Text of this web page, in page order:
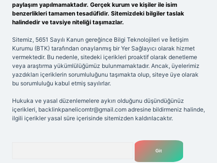
paylaşım yapılmamaktadır. Gerçek kurum ve kişiler ile isim
benzerlikleri tamamen tesadüfidir. Sitemizdeki bilgiler taslak
halindedir ve tavsiye niteliği taşımazlar.
Sitemiz, 5651 Sayılı Kanun gereğince Bilgi Teknolojileri ve İletişim
Kurumu (BTK) tarafından onaylanmış bir Yer Sağlayıcı olarak hizmet
vermektedir. Bu nedenle, sitedeki içerikleri proaktif olarak denetleme
veya araştırma yükümlülüğümüz bulunmamaktadır. Ancak, üyelerimiz
yazdıkları içeriklerin sorumluluğunu taşımakta olup, siteye üye olarak
bu sorumluluğu kabul etmiş sayılırlar.
Hukuka ve yasal düzenlemelere aykırı olduğunu düşündüğünüz
içerikleri, backlinkpanelicomtr@gmail.com adresine bildirmeniz halinde,
ilgili içerikler yasal süre içerisinde sitemizden kaldırılacaktır.